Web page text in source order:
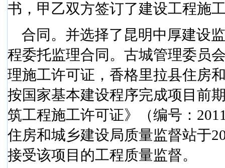
书，甲乙双方签订了建设工程施
合同。并选择了昆明中厚建设
程委托监理合同。古城管理委员
理施工许可证，香格里拉县住房
按国家基本建设程序完成项目前
筑工程施工许可证》（编号：
住房和城乡建设局质量监督站于
接受该项目的工程质量监督。